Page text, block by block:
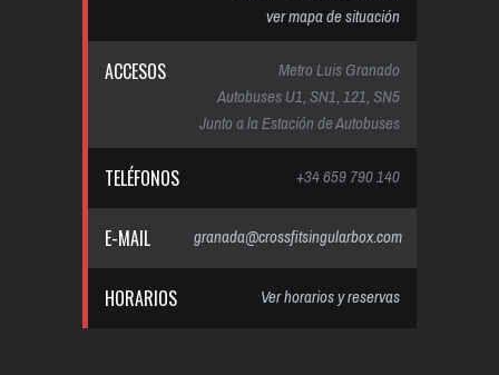
ver mapa de situación
ACCESOS
Metro Luis Granado
Autobuses U1, SN1, 121, SN5
Junto a la Estación de Autobuses
TELÉFONOS +34 659 790 140
E-MAIL granada@crossfitsingularbox.com
HORARIOS Ver horarios y reservas